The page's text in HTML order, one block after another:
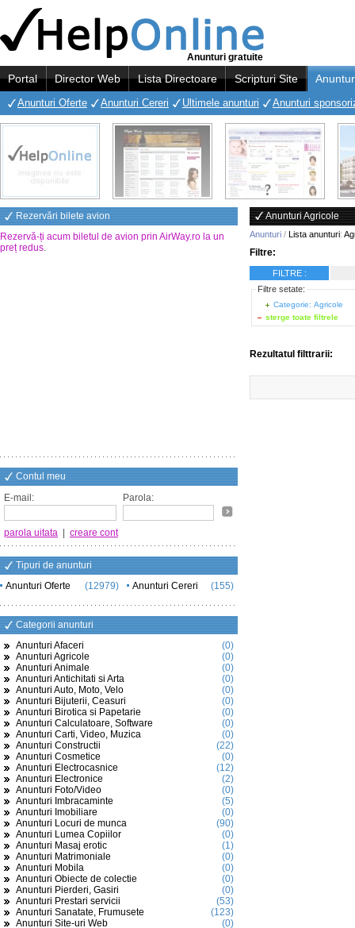
Anunturi gratuite
Portal Director Web Lista Directoare Scripturi Site
Anunturi Oferte Anunturi Cereri Ultimele anunturi Anunturi
Rezervări bilete avion
Rezervă-ți acum biletul de avion prin AirWay.ro la un
preț redus.
Contul meu
E-mail:
Parola:
parola uitata creare cont
Tipuri de anunturi
Anunturi Oferte
(12979) Anunturi Cereri (155)
Categorii anunturi
Anunturi Afaceri
(0)
Anunturi Agricole
(0)
Anunturi Animale
(0)
Anunturi Antichitati si Arta
(0)
Anunturi Auto, Moto, Velo
(0)
Anunturi Bijuterii, Ceasuri
(0)
Anunturi Birotica si Papetarie
(0)
Anunturi Calculatoare, Software
(0)
Anunturi Carti, Video, Muzica
(0)
Anunturi Constructii
(22)
Anunturi Cosmetice
(0)
Anunturi Electrocasnice
(12)
Anunturi Electronice
(2)
Anunturi Foto/Video
(0)
Anunturi Imbracaminte
(5)
Anunturi Imobiliare
(0)
Anunturi Locuri de munca
(90)
Anunturi Lumea Copiilor
(0)
Anunturi Masaj erotic
(1)
Anunturi Matrimoniale
(0)
Anunturi Mobila
(0)
Anunturi Obiecte de colectie
(0)
Anunturi Pierderi, Gasiri
(0)
Anunturi Prestari servicii
(53)
Anunturi Sanatate, Frumusete
(123)
Anunturi Site-uri Web
(0)
Anunturi Agricole
Anunturi / Lista anunturi:
Filtre:
FILTRE :
Filtre setate:
Categorie: Agricole
sterge toate filtrele
Rezultatul filttrarii: